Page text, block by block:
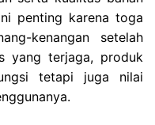
penting karena toga
kenangan setelah
yang terjaga, produk
tetapi juga nilai